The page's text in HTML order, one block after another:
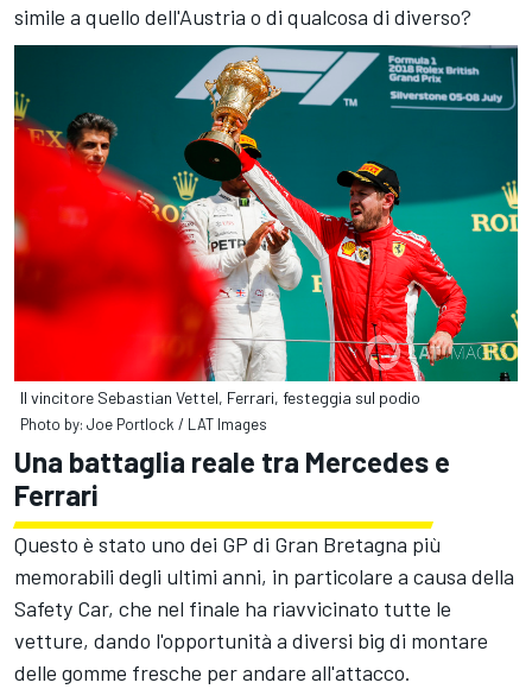
simile a quello dell'Austria o di qualcosa di diverso?
Il vincitore Sebastian Vettel, Ferrari, festeggia sul podio
Photo by: Joe Portlock / LAT Images
Una battaglia reale tra Mercedes e
Ferrari
Questo è stato uno dei GP di Gran Bretagna più
memorabili degli ultimi anni, in particolare a causa della
Safety Car, che nel finale ha riavvicinato tutte le
vetture, dando l'opportunità a diversi big di montare
delle gomme fresche per andare all'attacco.